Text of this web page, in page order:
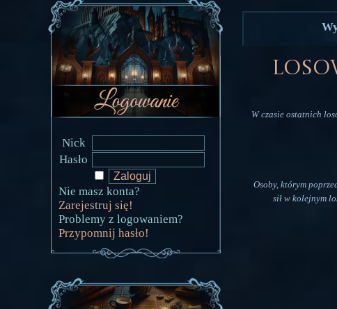
Nick
Hasło
Nie masz konta?
Zarejestruj się!
Problemy z logowaniem?
Przypomnij hasło!
W czasie ostatnich
Osoby, którym
sił w kolejnym